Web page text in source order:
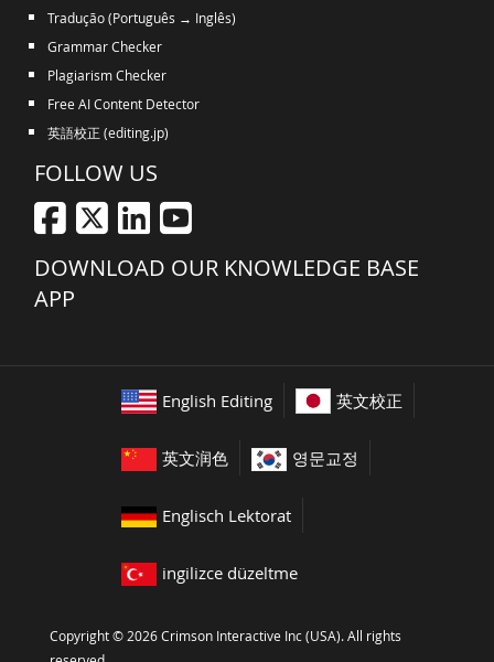
Tradução (Português → Inglês)
Grammar Checker
Plagiarism Checker
Free AI Content Detector
英語校正 (editing.jp)
FOLLOW US
DOWNLOAD OUR KNOWLEDGE BASE
APP
English Editing 英文校正
英文润色 영문교정
Englisch Lektorat
ingilizce düzeltme
Copyright © 2026 Crimson Interactive Inc (USA). All rights